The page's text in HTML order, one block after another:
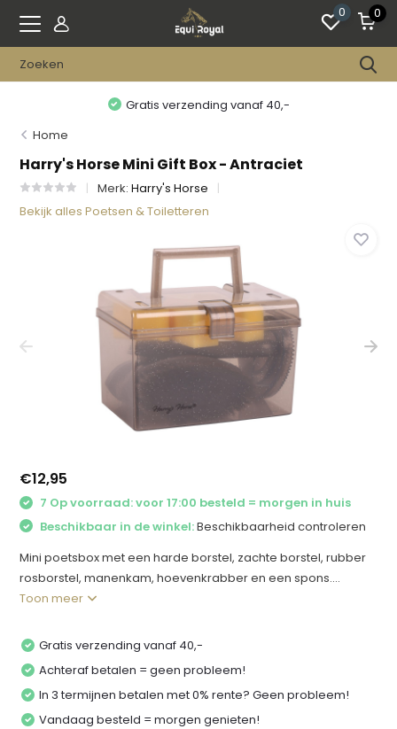
0 0
Gratis verzending vanaf 40,-
Home
Harry's Horse Mini Gift Box - Antraciet
Merk:Harry's Horse
Bekijk alles Poetsen & Toiletteren
€12,95
7 Op voorraad: voor 17:00 besteld = morgen in huis
Beschikbaar in de winkel:Beschikbaarheid controleren
Mini poetsbox met een harde borstel, zachte borstel, rubber
rosborstel, manenkam, hoevenkrabber en een spons....
Toon meer
Gratis verzending vanaf 40,-
Achteraf betalen = geen probleem!
In 3 termijnen betalen met 0% rente? Geen probleem!
Vandaag besteld = morgen genieten!